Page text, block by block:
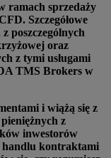
ramach sprzedaży
Szczegółowe
poszczególnych
oraz
z tymi usługami
TMS Brokers w
i wiążą się z
z
inwestorów
handlu kontraktami